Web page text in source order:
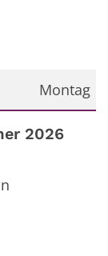
Montag
2026